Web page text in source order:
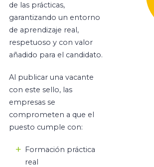
de las prácticas,
garantizando un entorno
de aprendizaje real,
respetuoso y con valor
añadido para el candidato.
Al publicar una vacante
con este sello, las
empresas se
comprometen a que el
puesto cumple con:
Formación práctica
real